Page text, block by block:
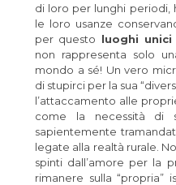
di loro per lunghi periodi,
le loro usanze
per questo luoghi
non rappresenta solo
mondo a sé! Un vero
di stupirci per la sua
l’attaccamento alle
come la necessità di
sapientemente
legate alla realtà rurale.
spinti dall’amore per la
rimanere sulla “propria”